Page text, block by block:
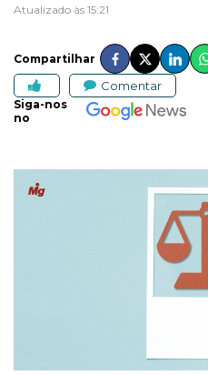
Atualizado às 15:21
Compartilhar
Comentar
Siga-nos
no